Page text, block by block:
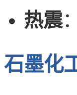
热震
石墨化